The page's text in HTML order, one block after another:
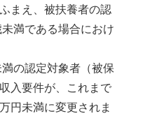
まえ、被扶養者の認
満である場合におけ
の認定対象者（被保
入要件が、これまで
円未満に変更されま